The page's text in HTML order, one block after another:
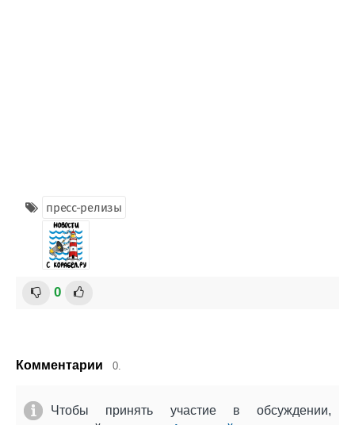
пресс-релизы
0
Комментарии 0.
Чтобы принять участие в обсуждении,